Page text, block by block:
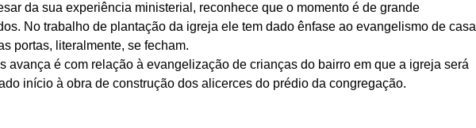
da sua experiência ministerial, reconhece que o momento é de grande
No trabalho de plantação da igreja ele tem dado ênfase ao evangelismo de casa
portas, literalmente, se fecham.
avança é com relação à evangelização de crianças do bairro em que a igreja será
início à obra de construção dos alicerces do prédio da congregação.